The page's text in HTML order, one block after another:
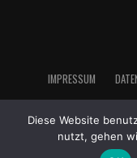
IMPRES­SUM
Diese Website
nutzt, gehen